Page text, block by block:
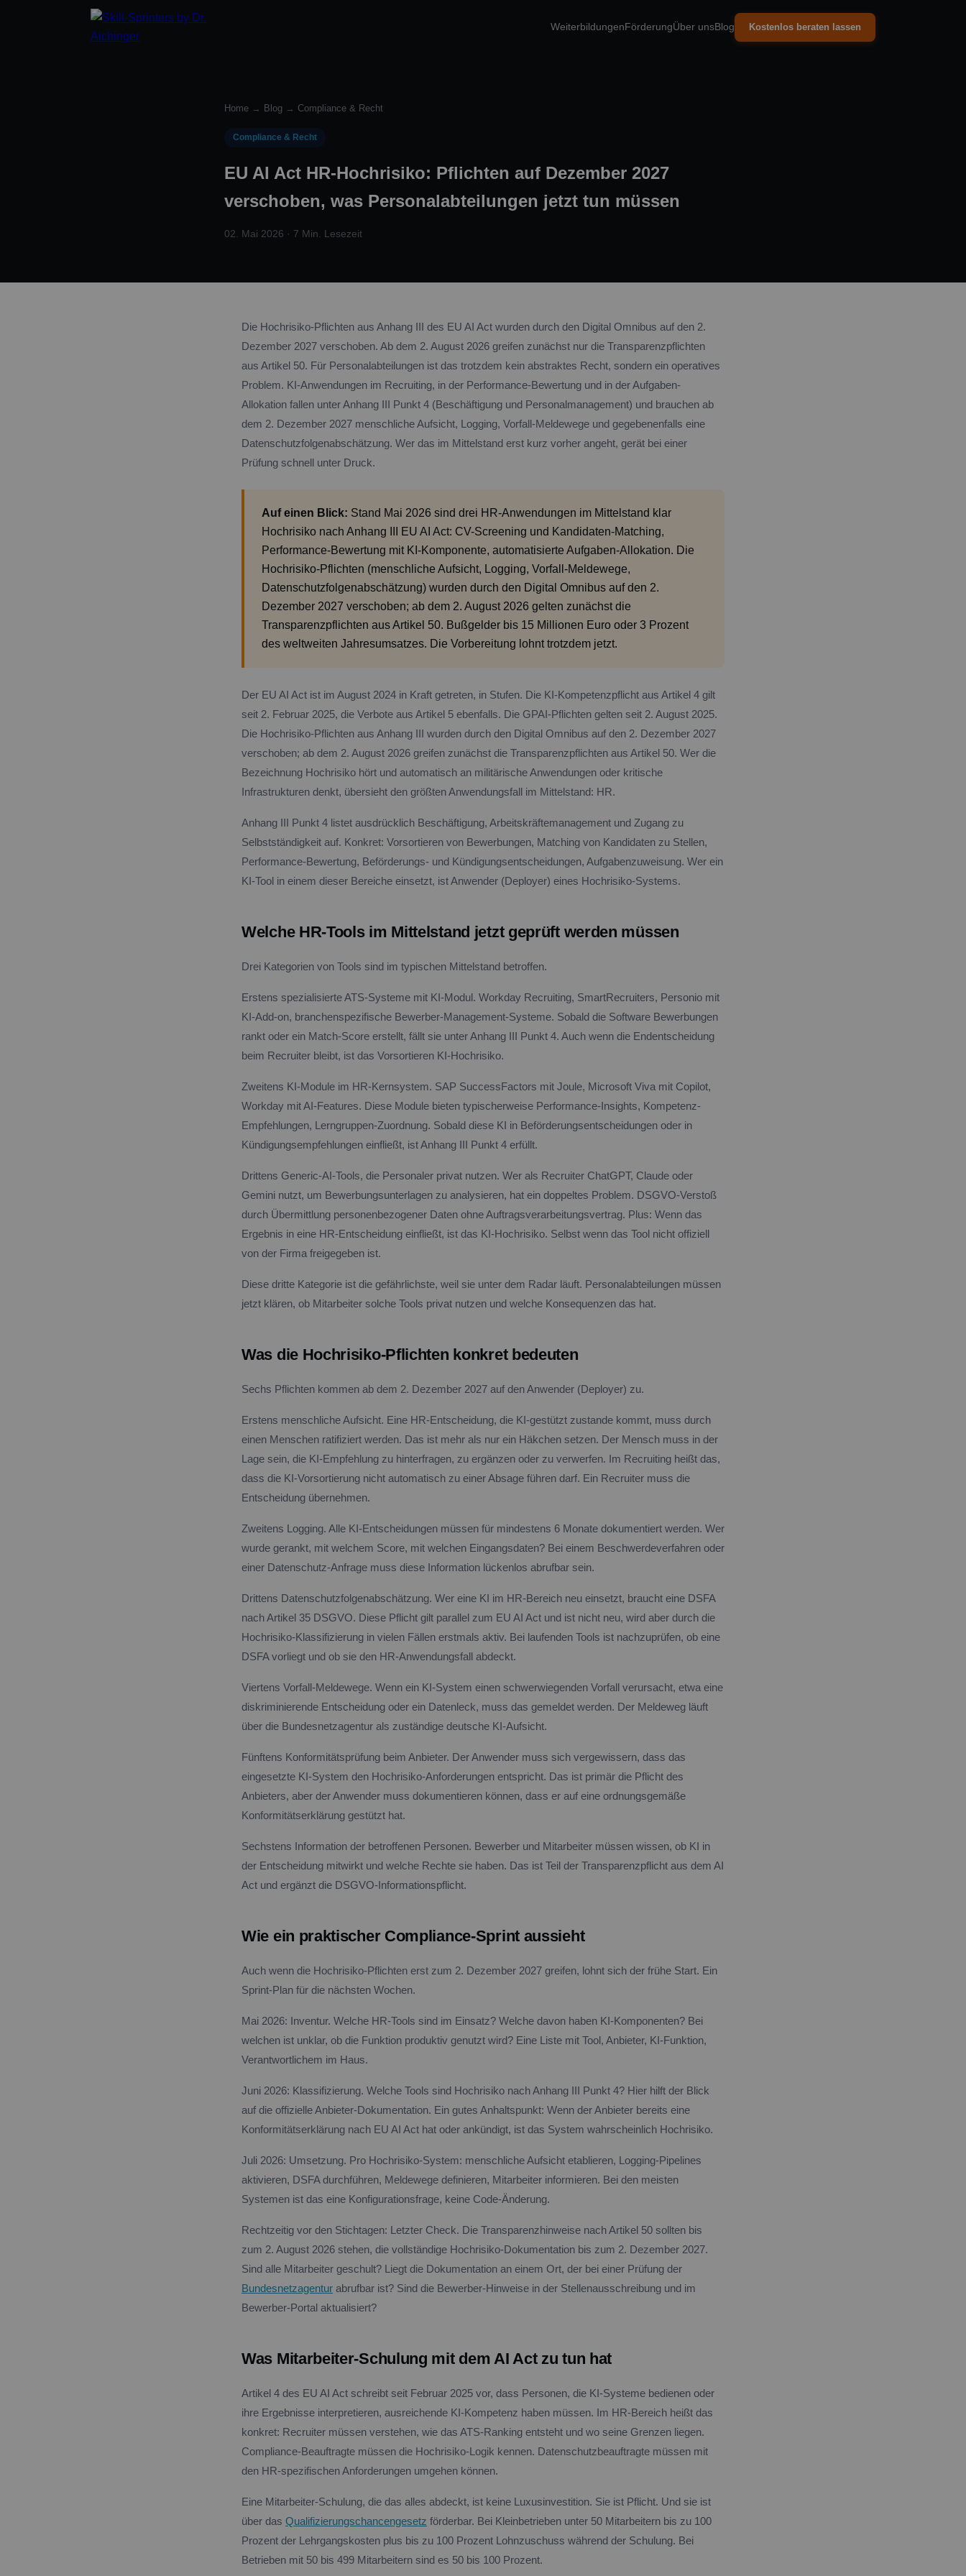
Weiterbildungen FörderungÜber unsBlog Kostenlos beraten lassen
Home → Blog → Compliance & Recht
Compliance & Recht
EU AI Act HR-Hochrisiko: Pflichten auf Dezember 2027
verschoben, was Personalabteilungen jetzt tun müssen
02. Mai 2026 · 7 Min. Lesezeit
Die Hochrisiko-Pflichten aus Anhang III des EU AI Act wurden durch den Digital Omnibus auf den 2.
Dezember 2027 verschoben. Ab dem 2. August 2026 greifen zunächst nur die Transparenzpflichten
aus Artikel 50. Für Personalabteilungen ist das trotzdem kein abstraktes Recht, sondern ein operatives
Problem. KI-Anwendungen im Recruiting, in der Performance-Bewertung und in der Aufgaben-
Allokation fallen unter Anhang III Punkt 4 (Beschäftigung und Personalmanagement) und brauchen ab
dem 2. Dezember 2027 menschliche Aufsicht, Logging, Vorfall-Meldewege und gegebenenfalls eine
Datenschutzfolgenabschätzung. Wer das im Mittelstand erst kurz vorher angeht, gerät bei einer
Prüfung schnell unter Druck.
Auf einen Blick: Stand Mai 2026 sind drei HR-Anwendungen im Mittelstand klar
Hochrisiko nach Anhang III EU AI Act: CV-Screening und Kandidaten-Matching,
Performance-Bewertung mit KI-Komponente, automatisierte Aufgaben-Allokation. Die
Hochrisiko-Pflichten (menschliche Aufsicht, Logging, Vorfall-Meldewege,
Datenschutzfolgenabschätzung) wurden durch den Digital Omnibus auf den 2.
Dezember 2027 verschoben; ab dem 2. August 2026 gelten zunächst die
Transparenzpflichten aus Artikel 50. Bußgelder bis 15 Millionen Euro oder 3 Prozent
des weltweiten Jahresumsatzes. Die Vorbereitung lohnt trotzdem jetzt.
Der EU AI Act ist im August 2024 in Kraft getreten, in Stufen. Die KI-Kompetenzpflicht aus Artikel 4 gilt
seit 2. Februar 2025, die Verbote aus Artikel 5 ebenfalls. Die GPAI-Pflichten gelten seit 2. August 2025.
Die Hochrisiko-Pflichten aus Anhang III wurden durch den Digital Omnibus auf den 2. Dezember 2027
verschoben; ab dem 2. August 2026 greifen zunächst die Transparenzpflichten aus Artikel 50. Wer die
Bezeichnung Hochrisiko hört und automatisch an militärische Anwendungen oder kritische
Infrastrukturen denkt, übersieht den größten Anwendungsfall im Mittelstand: HR.
Anhang III Punkt 4 listet ausdrücklich Beschäftigung, Arbeitskräftemanagement und Zugang zu
Selbstständigkeit auf. Konkret: Vorsortieren von Bewerbungen, Matching von Kandidaten zu Stellen,
Performance-Bewertung, Beförderungs- und Kündigungsentscheidungen, Aufgabenzuweisung. Wer ein
KI-Tool in einem dieser Bereiche einsetzt, ist Anwender (Deployer) eines Hochrisiko-Systems.
Welche HR-Tools im Mittelstand jetzt geprüft werden müssen
Drei Kategorien von Tools sind im typischen Mittelstand betroffen.
Erstens spezialisierte ATS-Systeme mit KI-Modul. Workday Recruiting, SmartRecruiters, Personio mit
KI-Add-on, branchenspezifische Bewerber-Management-Systeme. Sobald die Software Bewerbungen
rankt oder ein Match-Score erstellt, fällt sie unter Anhang III Punkt 4. Auch wenn die Endentscheidung
beim Recruiter bleibt, ist das Vorsortieren KI-Hochrisiko.
Zweitens KI-Module im HR-Kernsystem. SAP SuccessFactors mit Joule, Microsoft Viva mit Copilot,
Workday mit AI-Features. Diese Module bieten typischerweise Performance-Insights, Kompetenz-
Empfehlungen, Lerngruppen-Zuordnung. Sobald diese KI in Beförderungsentscheidungen oder in
Kündigungsempfehlungen einfließt, ist Anhang III Punkt 4 erfüllt.
Drittens Generic-AI-Tools, die Personaler privat nutzen. Wer als Recruiter ChatGPT, Claude oder
Gemini nutzt, um Bewerbungsunterlagen zu analysieren, hat ein doppeltes Problem. DSGVO-Verstoß
durch Übermittlung personenbezogener Daten ohne Auftragsverarbeitungsvertrag. Plus: Wenn das
Ergebnis in eine HR-Entscheidung einfließt, ist das KI-Hochrisiko. Selbst wenn das Tool nicht offiziell
von der Firma freigegeben ist.
Diese dritte Kategorie ist die gefährlichste, weil sie unter dem Radar läuft. Personalabteilungen müssen
jetzt klären, ob Mitarbeiter solche Tools privat nutzen und welche Konsequenzen das hat.
Was die Hochrisiko-Pflichten konkret bedeuten
Sechs Pflichten kommen ab dem 2. Dezember 2027 auf den Anwender (Deployer) zu.
Erstens menschliche Aufsicht. Eine HR-Entscheidung, die KI-gestützt zustande kommt, muss durch
einen Menschen ratifiziert werden. Das ist mehr als nur ein Häkchen setzen. Der Mensch muss in der
Lage sein, die KI-Empfehlung zu hinterfragen, zu ergänzen oder zu verwerfen. Im Recruiting heißt das,
dass die KI-Vorsortierung nicht automatisch zu einer Absage führen darf. Ein Recruiter muss die
Entscheidung übernehmen.
Zweitens Logging. Alle KI-Entscheidungen müssen für mindestens 6 Monate dokumentiert werden. Wer
wurde gerankt, mit welchem Score, mit welchen Eingangsdaten? Bei einem Beschwerdeverfahren oder
einer Datenschutz-Anfrage muss diese Information lückenlos abrufbar sein.
Drittens Datenschutzfolgenabschätzung. Wer eine KI im HR-Bereich neu einsetzt, braucht eine DSFA
nach Artikel 35 DSGVO. Diese Pflicht gilt parallel zum EU AI Act und ist nicht neu, wird aber durch die
Hochrisiko-Klassifizierung in vielen Fällen erstmals aktiv. Bei laufenden Tools ist nachzuprüfen, ob eine
DSFA vorliegt und ob sie den HR-Anwendungsfall abdeckt.
Viertens Vorfall-Meldewege. Wenn ein KI-System einen schwerwiegenden Vorfall verursacht, etwa eine
diskriminierende Entscheidung oder ein Datenleck, muss das gemeldet werden. Der Meldeweg läuft
über die Bundesnetzagentur als zuständige deutsche KI-Aufsicht.
Fünftens Konformitätsprüfung beim Anbieter. Der Anwender muss sich vergewissern, dass das
eingesetzte KI-System den Hochrisiko-Anforderungen entspricht. Das ist primär die Pflicht des
Anbieters, aber der Anwender muss dokumentieren können, dass er auf eine ordnungsgemäße
Konformitätserklärung gestützt hat.
Sechstens Information der betroffenen Personen. Bewerber und Mitarbeiter müssen wissen, ob KI in
der Entscheidung mitwirkt und welche Rechte sie haben. Das ist Teil der Transparenzpflicht aus dem AI
Act und ergänzt die DSGVO-Informationspflicht.
Wie ein praktischer Compliance-Sprint aussieht
Auch wenn die Hochrisiko-Pflichten erst zum 2. Dezember 2027 greifen, lohnt sich der frühe Start. Ein
Sprint-Plan für die nächsten Wochen.
Mai 2026: Inventur. Welche HR-Tools sind im Einsatz? Welche davon haben KI-Komponenten? Bei
welchen ist unklar, ob die Funktion produktiv genutzt wird? Eine Liste mit Tool, Anbieter, KI-Funktion,
Verantwortlichem im Haus.
Juni 2026: Klassifizierung. Welche Tools sind Hochrisiko nach Anhang III Punkt 4? Hier hilft der Blick
auf die offizielle Anbieter-Dokumentation. Ein gutes Anhaltspunkt: Wenn der Anbieter bereits eine
Konformitätserklärung nach EU AI Act hat oder ankündigt, ist das System wahrscheinlich Hochrisiko.
Juli 2026: Umsetzung. Pro Hochrisiko-System: menschliche Aufsicht etablieren, Logging-Pipelines
aktivieren, DSFA durchführen, Meldewege definieren, Mitarbeiter informieren. Bei den meisten
Systemen ist das eine Konfigurationsfrage, keine Code-Änderung.
Rechtzeitig vor den Stichtagen: Letzter Check. Die Transparenzhinweise nach Artikel 50 sollten bis
zum 2. August 2026 stehen, die vollständige Hochrisiko-Dokumentation bis zum 2. Dezember 2027.
Sind alle Mitarbeiter geschult? Liegt die Dokumentation an einem Ort, der bei einer Prüfung der
Bundesnetzagentur abrufbar ist? Sind die Bewerber-Hinweise in der Stellenausschreibung und im
Bewerber-Portal aktualisiert?
Was Mitarbeiter-Schulung mit dem AI Act zu tun hat
Artikel 4 des EU AI Act schreibt seit Februar 2025 vor, dass Personen, die KI-Systeme bedienen oder
ihre Ergebnisse interpretieren, ausreichende KI-Kompetenz haben müssen. Im HR-Bereich heißt das
konkret: Recruiter müssen verstehen, wie das ATS-Ranking entsteht und wo seine Grenzen liegen.
Compliance-Beauftragte müssen die Hochrisiko-Logik kennen. Datenschutzbeauftragte müssen mit
den HR-spezifischen Anforderungen umgehen können.
Eine Mitarbeiter-Schulung, die das alles abdeckt, ist keine Luxusinvestition. Sie ist Pflicht. Und sie ist
über das Qualifizierungschancengesetz förderbar. Bei Kleinbetrieben unter 50 Mitarbeitern bis zu 100
Prozent der Lehrgangskosten plus bis zu 100 Prozent Lohnzuschuss während der Schulung. Bei
Betrieben mit 50 bis 499 Mitarbeitern sind es 50 bis 100 Prozent.